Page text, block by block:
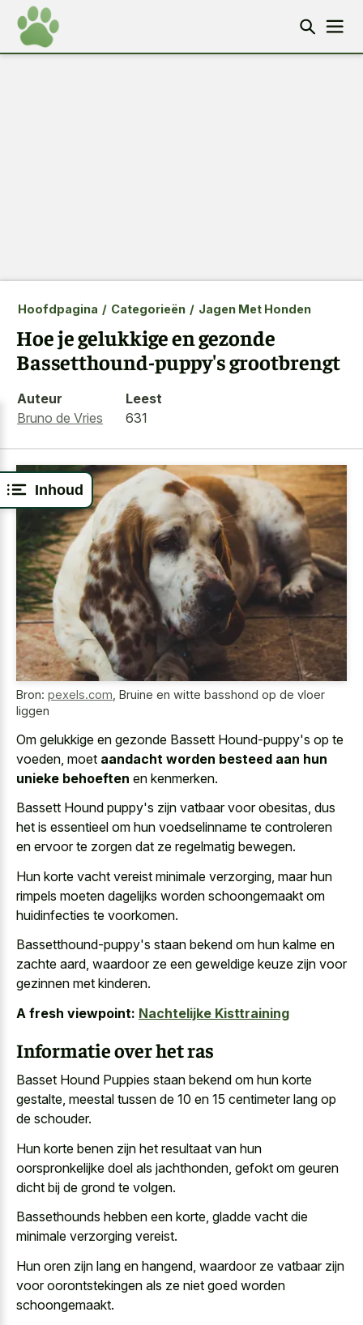
Inhoud
Hoofdpagina / Categorieën / Jagen Met Honden
Hoe je gelukkige en gezonde
Bassetthound-puppy's grootbrengt
Auteur
Bruno de Vries
Leest
631
Bron: pexels.com Bruine en witte basshond op de vloer
liggen
Om gelukkige en gezonde Bassett Hound-puppy's op te
voeden, moet aandacht worden besteed aan hun
unieke behoeften en kenmerken.
Bassett Hound puppy's zijn vatbaar voor obesitas, dus
het is essentieel om hun voedselinname te controleren
en ervoor te zorgen dat ze regelmatig bewegen.
Hun korte vacht vereist minimale verzorging, maar hun
rimpels moeten dagelijks worden schoongemaakt om
huidinfecties te voorkomen.
Bassetthound-puppy's staan bekend om hun kalme en
zachte aard, waardoor ze een geweldige keuze zijn voor
gezinnen met kinderen.
A fresh viewpoint: Nachtelijke Kisttraining
Informatie over het ras
Basset Hound Puppies staan bekend om hun korte
gestalte, meestal tussen de 10 en 15 centimeter lang op
de schouder.
Hun korte benen zijn het resultaat van hun
oorspronkelijke doel als jachthonden, gefokt om geuren
dicht bij de grond te volgen.
Bassethounds hebben een korte, gladde vacht die
minimale verzorging vereist.
Hun oren zijn lang en hangend, waardoor ze vatbaar zijn
voor oorontstekingen als ze niet goed worden
schoongemaakt.